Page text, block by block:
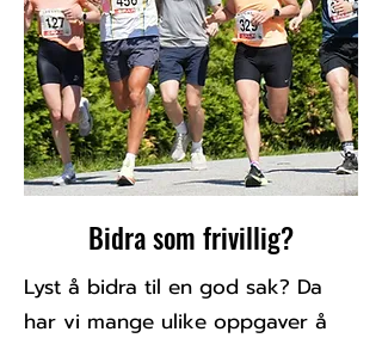
Lyst å bidra til en god sak? Da
har vi mange ulike oppgaver å
Bidra som frivillig?